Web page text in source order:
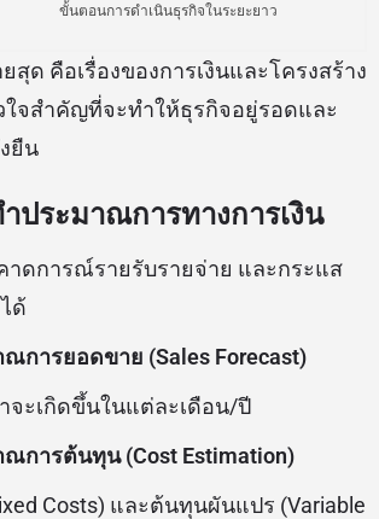
ขั้นตอนการดำเนินธุรกิจในระยะยาว
สุด คือเรื่องของการเงินและโครงสร้าง
ใจสำคัญที่จะทำให้ธุรกิจอยู่รอดและ
ยืน
ประมาณการทางการเงิน
าดการณ์รายรับรายจ่าย และกระแส
ด้
ณการยอดขาย (Sales Forecast)
จะเกิดขึ้นในแต่ละเดือน/ปี
ณการต้นทุน (Cost Estimation)
Costs) และต้นทุนผันแปร (Variable